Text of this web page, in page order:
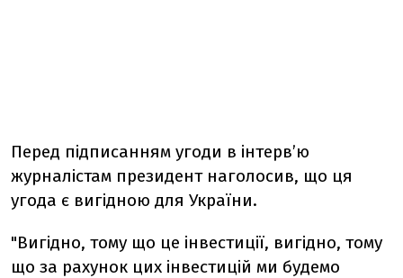
Перед підписанням угоди в інтерв’ю
журналістам президент наголосив, що ця
угода є вигідною для України.
"Вигідно, тому що це інвестиції, вигідно, тому
що за рахунок цих інвестицій ми будемо